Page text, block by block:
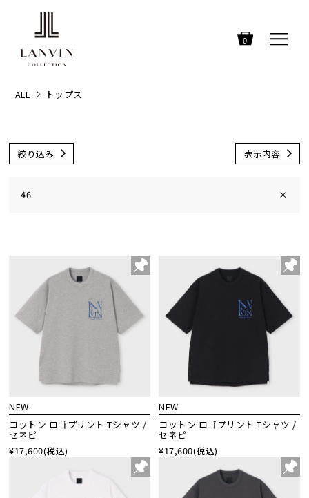
0
ALL トップス
絞り込み 表示内容
46 ×
NEW
コットン ロゴプリント Tシャツ /
セネピ
¥17,600(税込)
NEW
コットン ロゴプリント Tシャツ /
セネピ
¥17,600(税込)